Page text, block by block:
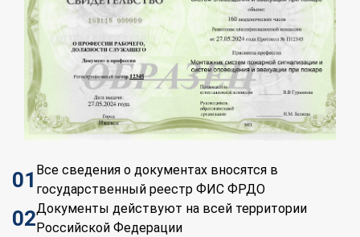
01 Все сведения о документах вносятся в
государственный реестр ФИС ФРДО
02Документы действуют на всей территории
Российской Федерации